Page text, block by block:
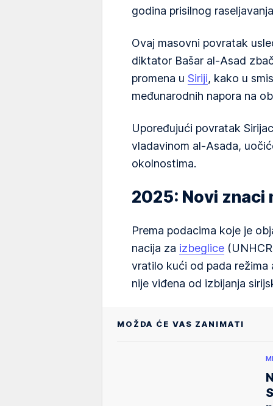
godina prisilnog
Ovaj masovni povratak
diktator Bašar al-Asad
promena u Siriji, kako u
međunarodnih napora na
Upoređujući povratak
vladavinom al-Asada,
okolnostima.
2025: Novi znaci
Prema podacima koje je
nacija za izbeglice
vratilo kući od pada
nije viđena od izbijanja
MOŽDA ĆE VAS ZANIMATI